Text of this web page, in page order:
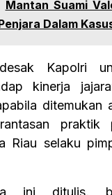
Mantan Suami
Dalam
Kapolri
kinerja
ditemukan
praktik
Riau selaku
ini ditulis,